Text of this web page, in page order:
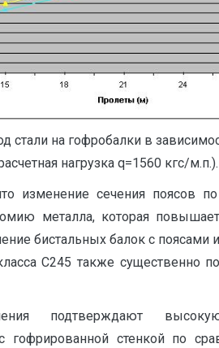
стали на гофробалки в
нагрузка q=1560 кгс/м.п.).
изменение сечения поясов
металла, которая
бистальных балок с поясами
С245 также существенно
подтверждают
гофрированной стенкой по